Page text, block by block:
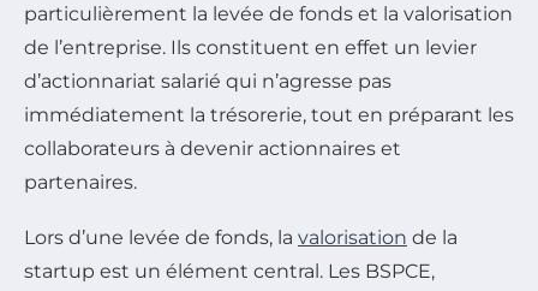
particulièrement la levée de fonds et la valorisation
de l’entreprise. Ils constituent en effet un levier
d’actionnariat salarié qui n’agresse pas
immédiatement la trésorerie, tout en préparant les
collaborateurs à devenir actionnaires et
partenaires.
Lors d’une levée de fonds, la valorisation de la
startup est un élément central. Les BSPCE,